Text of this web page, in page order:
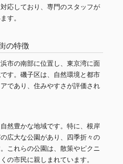
応しており、専門のスタッフが
す。
の特徴
市の南部に位置し、東京湾に面
す。磯子区は、自然環境と都市
であり、住みやすさが評価され
然豊かな地域です。特に、根岸
広大な公園があり、四季折々の
これらの公園は、散策やピクニ
の市民に親しまれています。